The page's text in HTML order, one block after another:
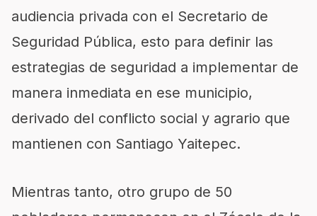
audiencia privada con el Secretario de
Seguridad Pública, esto para definir las
estrategias de seguridad a implementar de
manera inmediata en ese municipio,
derivado del conflicto social y agrario que
mantienen con Santiago Yaitepec.
Mientras tanto, otro grupo de 50